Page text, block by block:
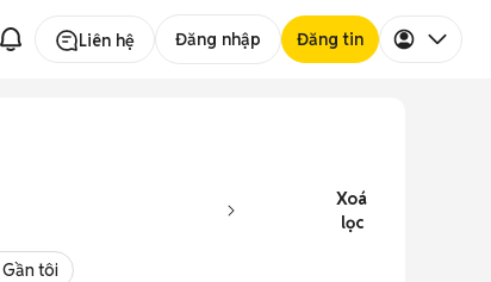
Liên hệ Đăng nhập Đăng tin
Xoá
lọc
Gần tôi